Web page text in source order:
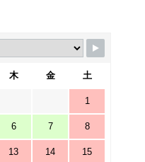
木 金 土
1
6 7 8
13 14 15